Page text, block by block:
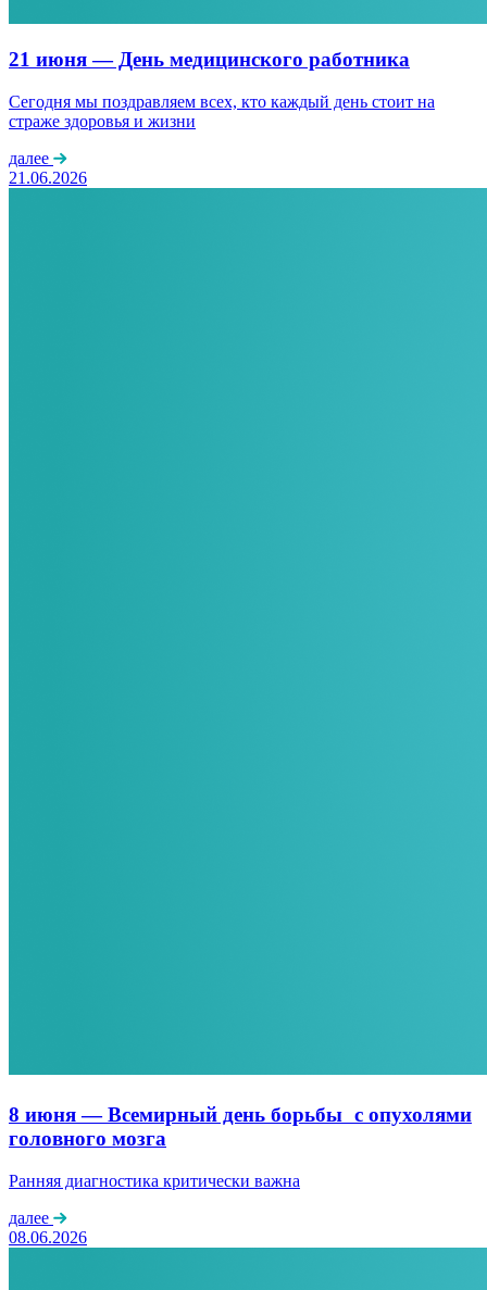
21 июня — День медицинского работника
Сегодня мы поздравляем всех, кто каждый день стоит на
страже здоровья и жизни
далее
21.06.2026
8 июня — Всемирный день борьбы с опухолями
головного мозга
Ранняя диагностика критически важна
далее
08.06.2026